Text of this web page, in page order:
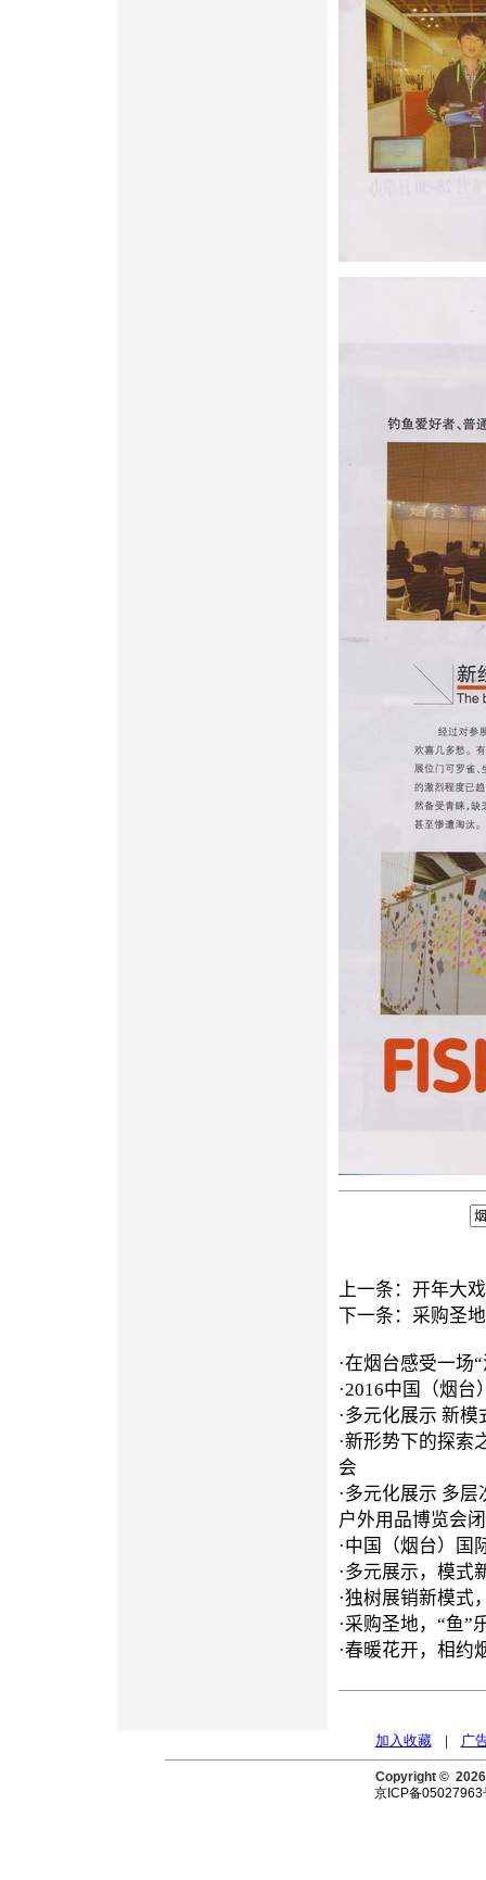
上一条： 开年大
下一条： 采购圣
·在烟台感受一场
·2016中国（烟台
·多元化展示 新
·新形势下的探索
会
·多元化展示 多
户外用品博览会
·中国（烟台）国
·多元展示，模式
·独树展销新模式
·采购圣地，“鱼”
·春暖花开，相约